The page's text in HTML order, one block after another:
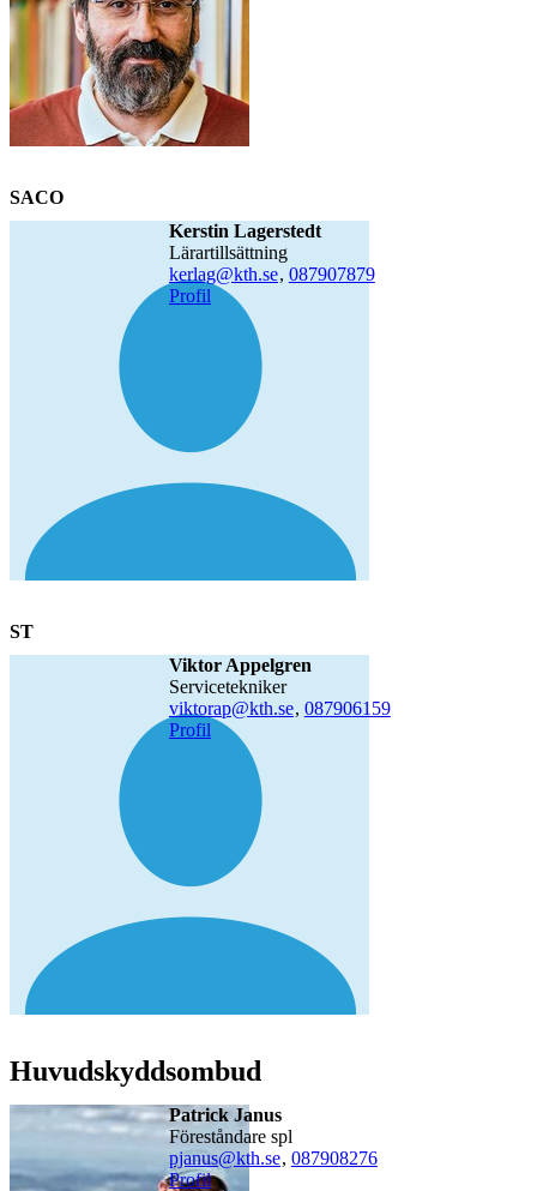
SACO
Kerstin Lagerstedt
lärartillsättning
kerlag@kth.se, 087907879
Profil
ST
Viktor Appelgren
servicetekniker
viktorap@kth.se, 087906159
Profil
Huvudskyddsombud
Patrick Janus
föreståndare spl
pjanus@kth.se, 087908276
Profil